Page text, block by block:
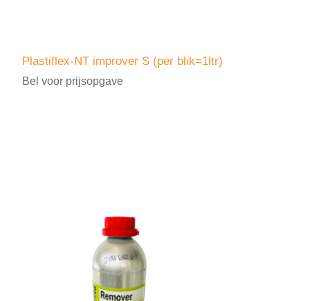
Plastiflex-NT improver S (per blik=1ltr)
Bel voor prijsopgave